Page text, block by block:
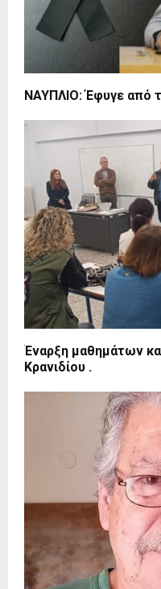
ΝΑΥΠΛΙΟ: Έφυγε από
Έναρξη μαθημάτων
Κρανιδίου .